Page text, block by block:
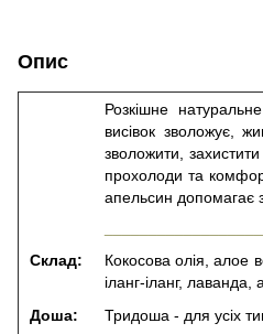
Опис
Розкішне
висівок зволожує,
зволожити,
прохолоди та
апельсин допомагає
Склад:
Кокосова олія, алое
іланг-іланг, лаванда,
Доша:
Тридоша - для усіх